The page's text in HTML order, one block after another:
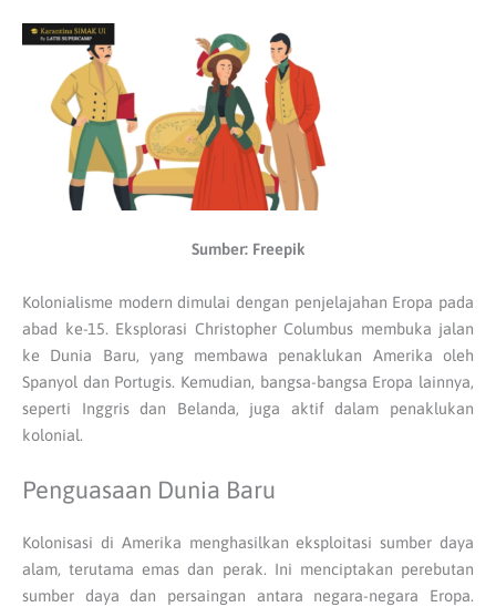
Sumber: Freepik
Kolonialisme modern dimulai dengan penjelajahan Eropa pada
abad ke-15. Eksplorasi Christopher Columbus membuka jalan
ke Dunia Baru, yang membawa penaklukan Amerika oleh
Spanyol dan Portugis. Kemudian, bangsa-bangsa Eropa lainnya,
seperti Inggris dan Belanda, juga aktif dalam penaklukan
kolonial.
Penguasaan Dunia Baru
Kolonisasi di Amerika menghasilkan eksploitasi sumber daya
alam, terutama emas dan perak. Ini menciptakan perebutan
sumber daya dan persaingan antara negara-negara Eropa.